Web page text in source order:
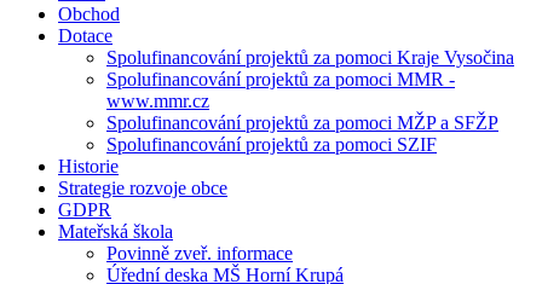
Obchod
Dotace
Spolufinancování projektů za pomoci Kraje Vysočina
Spolufinancování projektů za pomoci MMR -
www.mmr.cz
Spolufinancování projektů za pomoci MŽP a SFŽP
Spolufinancování projektů za pomoci SZIF
Historie
Strategie rozvoje obce
GDPR
Mateřská škola
Povinně zveř. informace
Úřední deska MŠ Horní Krupá